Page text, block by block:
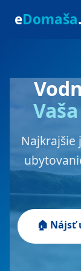
eDomaša
Najkrajšie
🏠 Nájsť